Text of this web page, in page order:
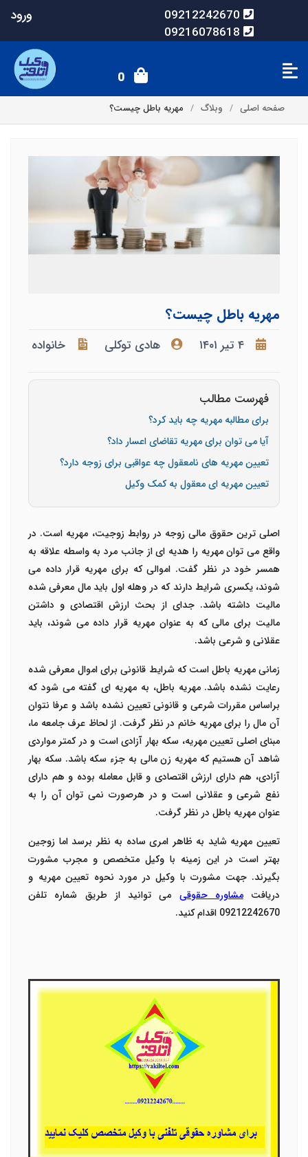
09212242670
09216078618
ورود
0
صفحه اصلی وبلاگ مهریه باطل چیست؟
مهریه باطل چیست؟
۴ تیر ۱۴۰۱ هادی توکلی خانواده
فهرست مطالب
برای مطالبه مهریه چه باید کرد؟
آیا می توان برای مهریه تقاضای اعسار داد؟
تعیین مهریه های نامعقول چه عواقبی برای زوجه دارد؟
تعیین مهریه ای معقول به کمک وکیل
اصلی ترین حقوق مالی زوجه در روابط زوجیت، مهریه است. در
واقع می توان مهریه را هدیه ای از جانب مرد به واسطه علاقه به
همسر خود در نظر گفت. اموالی که برای مهریه قرار داده می
شوند، یکسری شرایط دارند که در وهله اول باید مال معرفی شده
مالیت داشته باشد. جدای از بحث ارزش اقتصادی و داشتن
مالیت برای مالی که به عنوان مهریه قرار داده می شوند، باید
عقلانی و شرعی باشد.
زمانی مهریه باطل است که شرایط قانونی برای اموال معرفی شده
رعایت نشده باشد.مهریه باطل، به مهریه ای گفته می شود که
براساس مقررات شرعی و قانونی تعیین نشده باشد و عرفا نتوان
آن مال را برای مهریه خانم در نظر گرفت. از لحاظ عرف جامعه ما،
مبنای اصلی تعیین مهریه، سکه بهار آزادی است و در کمتر مواردی
شاهد آن هستیم که مهریه زن مالی به جزء سکه باشد. سکه بهار
آزادی، هم دارای ارزش اقتصادی و قابل معامله بوده و هم دارای
نفع شرعی و عقلانی است و در هرصورت نمی توان آن را به
عنوانمهریه باطل در نظر گرفت.
تعیین مهریه شاید به ظاهر امری ساده به نظر برسد اما زوجین
بهتر است در این زمینه با وکیل متخصص و مجرب مشورت
بگیرند. جهت مشورت با وکیل در مورد نحوه تعیین مهریه و
دریافتمشاوره حقوقی می توانید از طریق شماره تلفن
09212242670 اقدام کنید.